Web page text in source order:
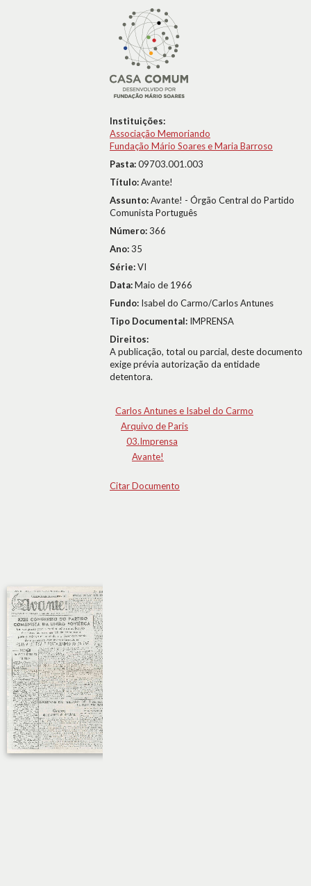
Instituições:
Associação Memoriando
Fundação Mário Soares e Maria Barroso
Pasta:09703.001.003
Título:Avante!
Assunto:Avante! - Órgão Central do Partido
Comunista Português
Número:366
Ano:35
Série:VI
Data:Maio de 1966
Fundo: Isabel do Carmo/Carlos Antunes
Tipo Documental: IMPRENSA
Direitos:
A publicação, total ou parcial, deste documento
exige prévia autorização da entidade
detentora.
Carlos Antunes e Isabel do Carmo
Arquivo de Paris
03.Imprensa
Avante!
Citar Documento